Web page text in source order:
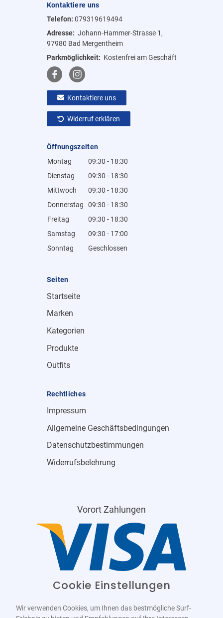
Kontaktiere uns
Telefon: 079319619494
Adresse: Johann-Hammer-Strasse 1,
97980 Bad Mergentheim
Parkmöglichkeit: Kostenfrei am Geschäft
Kontaktiere uns
Widerruf erklären
Öffnungszeiten
Montag
09:30 - 18:30
Dienstag
09:30 - 18:30
Mittwoch
09:30 - 18:30
Donnerstag
09:30 - 18:30
Freitag
09:30 - 18:30
Samstag
09:30 - 17:00
Sonntag
Geschlossen
Seiten
Startseite
Marken
Kategorien
Produkte
Outfits
Rechtliches
Impressum
Allgemeine Geschäftsbedingungen
Datenschutzbestimmungen
Widerrufsbelehrung
Vorort Zahlungen
Cookie Einstellungen
Wir verwenden Cookies, um Ihnen das bestmögliche Surf-